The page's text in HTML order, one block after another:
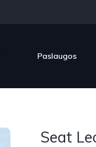
Paslaugos
Seat